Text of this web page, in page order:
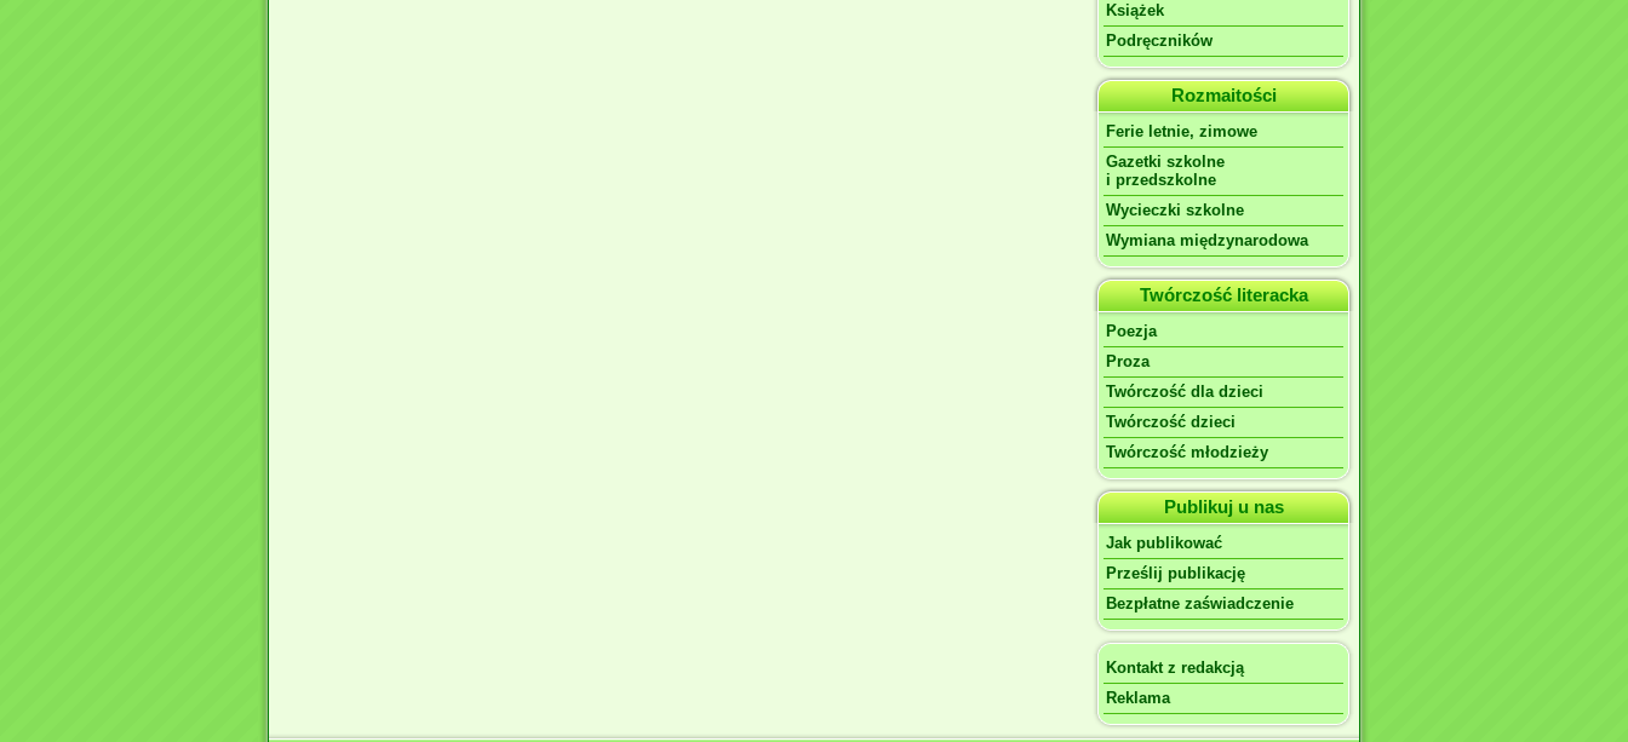
Książek
Podręczników
Rozmaitości
Ferie letnie, zimowe
Gazetki szkolne
i przedszkolne
Wycieczki szkolne
Wymiana międzynarodowa
Twórczość literacka
Poezja
Proza
Twórczość dla dzieci
Twórczość dzieci
Twórczość młodzieży
Publikuj u nas
Jak publikować
Prześlij publikację
Bezpłatne zaświadczenie
Kontakt z redakcją
Reklama